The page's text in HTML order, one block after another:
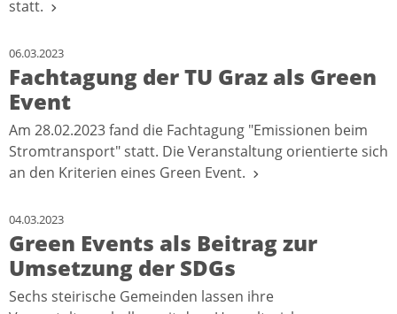
statt.
06.03.2023
Fachtagung der TU Graz als Green
Event
Am 28.02.2023 fand die Fachtagung "Emissionen beim
Stromtransport" statt. Die Veranstaltung orientierte sich
an den Kriterien eines Green Event.
04.03.2023
Green Events als Beitrag zur
Umsetzung der SDGs
Sechs steirische Gemeinden lassen ihre